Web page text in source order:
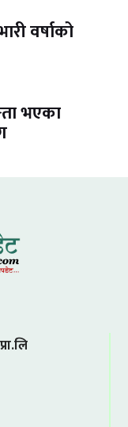
वर्षाको
भएका